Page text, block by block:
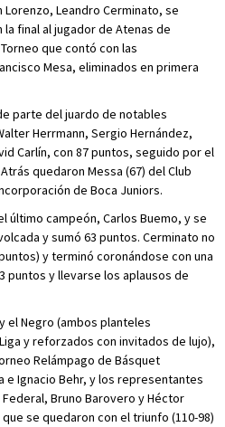
Leandro Cerminato, se
final al jugador de Atenas de
que contó con las
Mesa, eliminados en primera
parte del juardo de notables
Herrmann, Sergio Hernández,
Carlín, con 87 puntos, seguido por el
quedaron Messa (67) del Club
de Boca Juniors.
último campeón, Carlos Buemo, y se
y sumó 63 puntos. Cerminato no
y terminó coronándose con una
puntos y llevarse los aplausos de
el Negro (ambos planteles
y reforzados con invitados de lujo),
Relámpago de Básquet
e Ignacio Behr, y los representantes
Bruno Barovero y Héctor
se quedaron con el triunfo (110-98)